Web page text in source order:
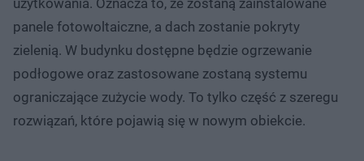
użytkowania. Oznacza to, że zostaną zainstalowane
panele fotowoltaiczne, a dach zostanie pokryty
zielenią. W budynku dostępne będzie ogrzewanie
podłogowe oraz zastosowane zostaną systemu
ograniczające zużycie wody. To tylko część z szeregu
rozwiązań, które pojawią się w nowym obiekcie.